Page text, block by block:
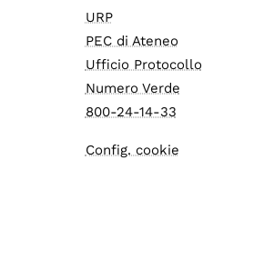
URP
PEC di Ateneo
Ufficio Protocollo
Numero Verde
800-24-14-33
Config. cookie